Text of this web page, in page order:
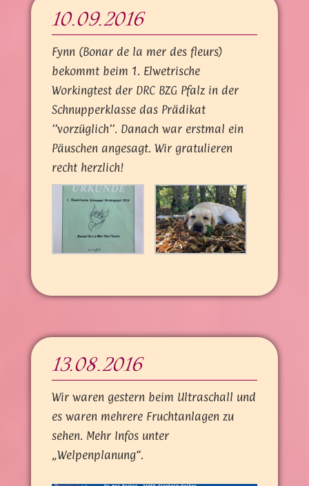
10.09.2016
Fynn (Bonar de la mer des fleurs)
bekommt beim 1. Elwetrische
Workingtest der DRC BZG Pfalz in der
Schnupperklasse das Prädikat
’’vorzüglich’’. Danach war erstmal ein
Päuschen angesagt. Wir gratulieren
recht herzlich!
13.08.2016
Wir waren gestern beim Ultraschall und
es waren mehrere Fruchtanlagen zu
sehen. Mehr Infos unter
„Welpenplanung“.